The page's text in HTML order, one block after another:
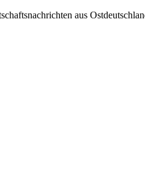
Skip
aus